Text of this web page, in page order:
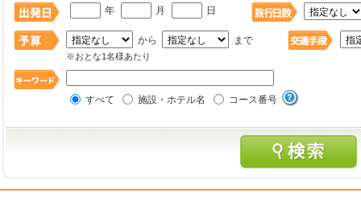
年 月 日
から まで
※おとな1名様あたり
すべて 施設・ホテル名 コース番号